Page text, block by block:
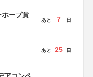
ホープ賞
あと 7 日
あと 25 日